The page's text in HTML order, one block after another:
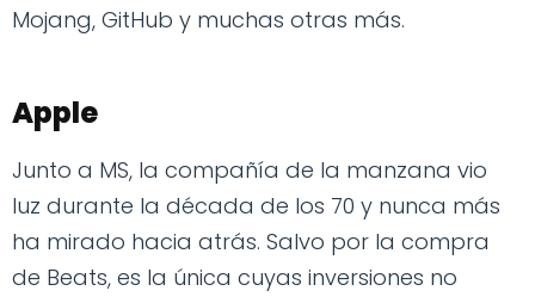
Mojang, GitHub y muchas otras más.
Apple
Junto a MS, la compañía de la manzana vio
luz durante la década de los 70 y nunca más
ha mirado hacia atrás. Salvo por la compra
de Beats, es la única cuyas inversiones no